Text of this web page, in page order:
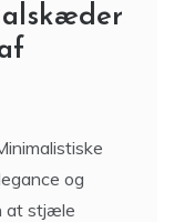
og
at stjæle